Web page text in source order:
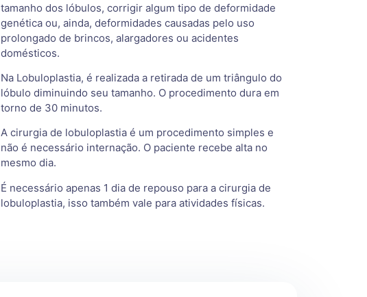
tamanho dos lóbulos, corrigir algum tipo de deformidade
genética ou, ainda, deformidades causadas pelo uso
prolongado de brincos, alargadores ou acidentes
domésticos.
Na Lobuloplastia, é realizada a retirada de um triângulo do
lóbulo diminuindo seu tamanho. O procedimento dura em
torno de 30 minutos.
A cirurgia de lobuloplastia é um procedimento simples e
não é necessário internação. O paciente recebe alta no
mesmo dia.
É necessário apenas 1 dia de repouso para a cirurgia de
lobuloplastia, isso também vale para atividades físicas.